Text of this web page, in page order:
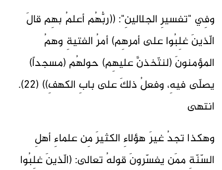
وفِي "تفسيرِ الجلالينِ": ((ربُّهُم أعلمُ بهِم قالَ
الّذينَ غلِبُوا على أمرهِم) أمرُ الفتيةِ وهمُ
المؤمنونَ (لنتّخذنَّ عليهِم) حولهُم (مسجداً)
يصلّى فيهِ، وفعلُ ذلكَ على بابِ الكهفِ)) (22).
انتهى
وهكذا تجدُ غيرَ هؤلاءِ الكثيرَ مِن علماءِ أهلِ
السّنّةِ ممَن يفسّرونَ قولهُ تعالى: (الّذينَ غلِبُوا